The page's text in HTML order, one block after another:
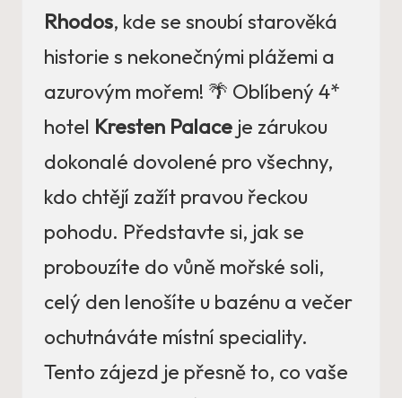
Rhodos, kde se snoubí starověká
historie s nekonečnými plážemi a
azurovým mořem! 🌴 Oblíbený 4*
hotel Kresten Palace je zárukou
dokonalé dovolené pro všechny,
kdo chtějí zažít pravou řeckou
pohodu. Představte si, jak se
probouzíte do vůně mořské soli,
celý den lenošíte u bazénu a večer
ochutnáváte místní speciality.
Tento zájezd je přesně to, co vaše